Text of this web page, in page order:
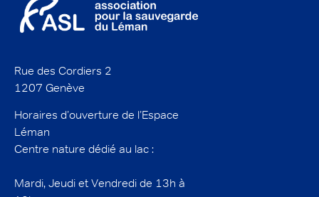
Rue des Cordiers 2
1207 Genève
Horaires d’ouverture de l’Espace
Léman
Centre nature dédié au lac :
Mardi, Jeudi et Vendredi de 13h à